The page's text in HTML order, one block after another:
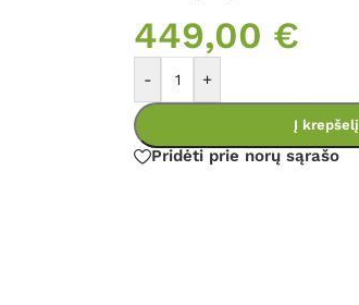
449,00 €
- +
Į krepšelį
Pridėti prie norų sąrašo